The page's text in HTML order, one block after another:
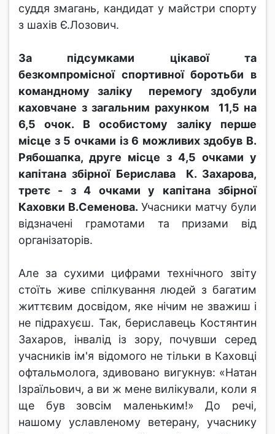
суддя змагань, кандидат у майстри спорту
з шахів Є.Лозович.
За підсумками цікавої та
безкомпромісної спортивної боротьби в
командному заліку перемогу здобули
каховчане з загальним рахунком 11,5 на
6,5 очок. В особистому заліку перше
місце з 5 очками із 6 можливих здобув В.
Рябошапка, друге місце з 4,5 очками у
капітана збірної Берислава К. Захарова,
третє - з 4 очками у капітана збірної
Каховки В.Семенова. Учасники матчу були
відзначені грамотами та призами від
організаторів.
Але за сухими цифрами технічного звіту
стоїть живе спілкування людей з багатим
життєвим досвідом, яке нічим не зважиш і
не підрахуєш. Так, бериславець Костянтин
Захаров, інвалід із зору, почувши серед
учасників ім'я відомого не тільки в Каховці
офтальмолога, здивовано вигукнув: «Натан
Ізраїльович, а ви ж мене вилікували, коли я
ще був зовсім маленьким!» До речі,
нашому уславленому ветерану, учаснику